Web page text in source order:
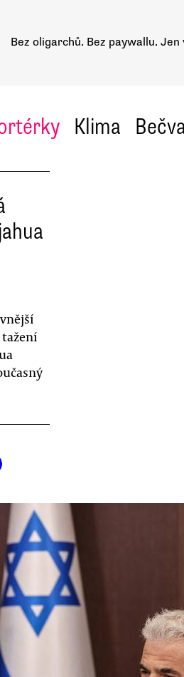
Bez oligarchů. Bez paywallu. Jen
Klima